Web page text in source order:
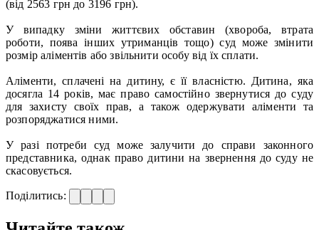
(від 2563 грн до 3196 грн).
У випадку зміни життєвих обставин (хвороба, втрата
роботи, поява інших утриманців тощо) суд може змінити
розмір аліментів або звільнити особу від їх сплати.
Аліменти, сплачені на дитину, є її власністю. Дитина, яка
досягла 14 років, має право самостійно звернутися до суду
для захисту своїх прав, а також одержувати аліменти та
розпоряджатися ними.
У разі потреби суд може залучити до справи законного
представника, однак право дитини на звернення до суду не
скасовується.
Поділитись: